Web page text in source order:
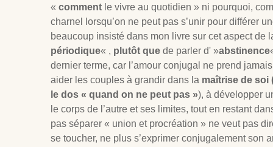
« comment le vivre au quotidien » ni pourquoi,
charnel lorsqu’on ne peut pas s’unir pour différer
beaucoup insisté dans mon livre sur cet aspect de
périodique« , plutôt que de parler d' »abstinence
dernier terme, car l’amour conjugal ne prend
aider les couples à grandir dans la maîtrise de soi
le dos « quand on ne peut pas »), à développer
le corps de l’autre et ses limites, tout en restant
pas séparer « union et procréation » ne veut pas
se toucher, ne plus s’exprimer conjugalement son